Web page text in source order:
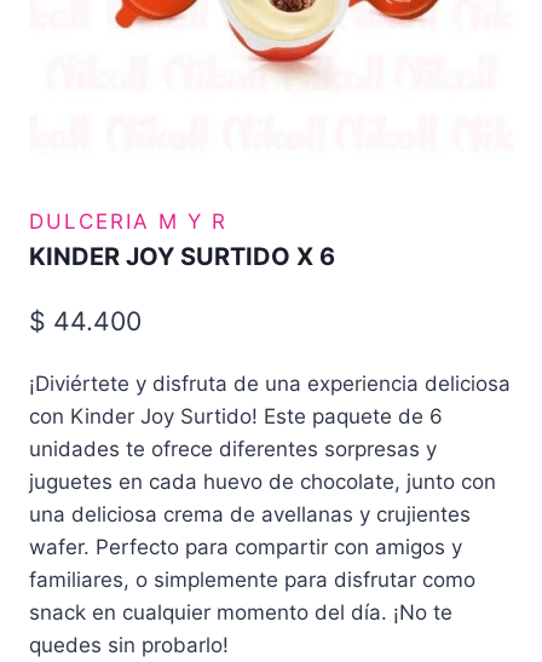
DULCERIA M Y R
KINDER JOY SURTIDO X 6
$ 44.400
¡Diviértete y disfruta de una experiencia deliciosa
con Kinder Joy Surtido! Este paquete de 6
unidades te ofrece diferentes sorpresas y
juguetes en cada huevo de chocolate, junto con
una deliciosa crema de avellanas y crujientes
wafer. Perfecto para compartir con amigos y
familiares, o simplemente para disfrutar como
snack en cualquier momento del día. ¡No te
quedes sin probarlo!